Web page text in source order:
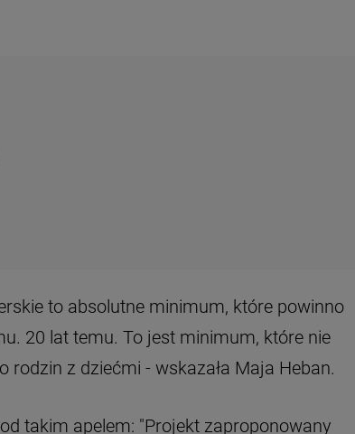
to absolutne minimum, które powinno
20 lat temu. To jest minimum, które nie
z dziećmi - wskazała Maja Heban.
takim apelem: "Projekt zaproponowany